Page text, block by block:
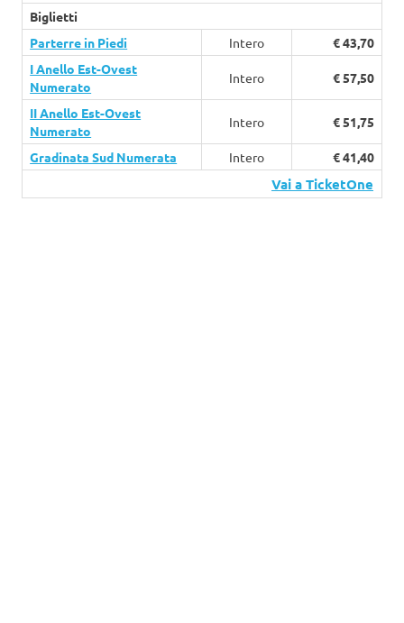
Biglietti
Parterre in Piedi
Intero
€ 43,70
I Anello Est-Ovest
Numerato
Intero € 57,50
II Anello Est-Ovest
Numerato
Intero € 51,75
Gradinata Sud Numerata Intero € 41,40
Vai a TicketOne